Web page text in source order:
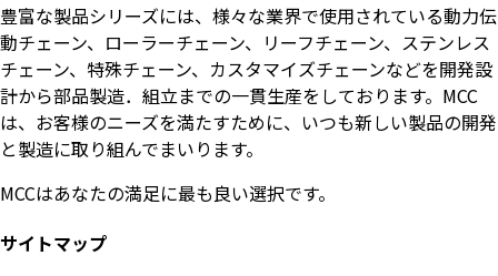
豊富な製品シリーズには、様々な業界で使用されている動力伝
動チェーン、ローラーチェーン、リーフチェーン、ステンレス
チェーン、特殊チェーン、カスタマイズチェーンなどを開発設
計から部品製造．組立までの一貫生産をしております。MCC
は、お客様のニーズを満たすために、いつも新しい製品の開発
と製造に取り組んでまいります。
MCCはあなたの満足に最も良い選択です。
サイトマップ